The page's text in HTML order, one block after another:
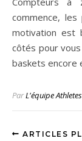
commence,
motivation est
côtés pour
baskets encore
ParL'équipe
ARTICLES